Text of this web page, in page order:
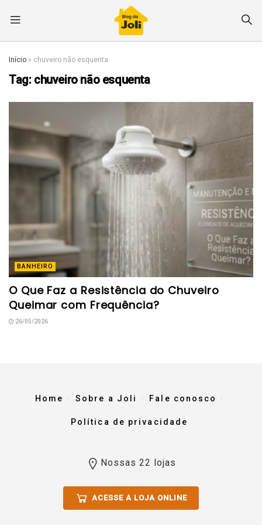
Início » chuveiro não esquenta
Tag: chuveiro não esquenta
BANHEIRO
O Que Faz a Resistência do Chuveiro
Queimar com Frequência?
26/05/2026
Home Sobre a Joli Fale conosco
Política de privacidade
Nossas 22 lojas
ACESSE A LOJA ONLINE